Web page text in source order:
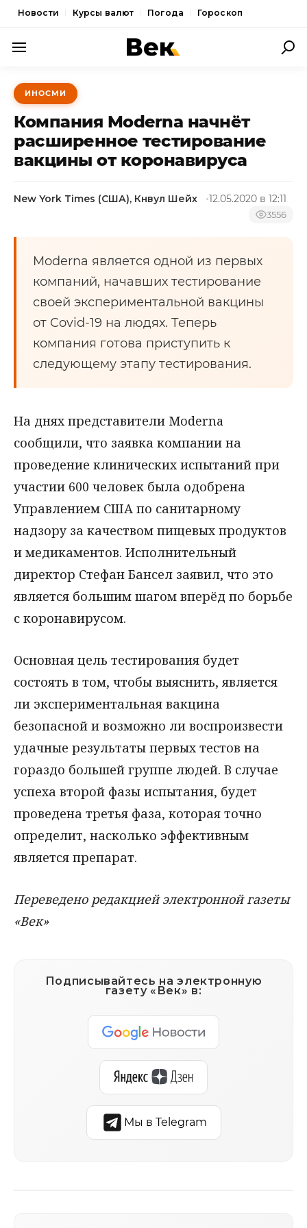
Новости Курсы валют Погода Гороскоп
ПОЛИТИКА
ЭКОНОМИКА
ОБЩЕСТВО
СПОРТ
ИНОСМИ
Компания Moderna начнёт
расширенное тестирование
вакцины от коронавируса
New York Times (США), Кнвул Шейх 12.05.2020 в 12:11
3556
Moderna является одной из первых
компаний, начавших тестирование
своей экспериментальной вакцины
от Covid-19 на людях. Теперь
компания готова приступить к
следующему этапу тестирования.
На днях представители Moderna
сообщили, что заявка компании на
проведение клинических испытаний при
участии 600 человек была одобрена
Управлением США по санитарному
надзору за качеством пищевых продуктов
и медикаментов. Исполнительный
директор Стефан Бансел заявил, что это
является большим шагом вперёд по борьбе
с коронавирусом.
Основная цель тестирования будет
состоять в том, чтобы выяснить, является
ли экспериментальная вакцина
безопасной и возможно ли воспроизвести
удачные результаты первых тестов на
гораздо большей группе людей. В случае
успеха второй фазы испытания, будет
проведена третья фаза, которая точно
определит, насколько эффективным
является препарат.
Переведено редакцией электронной газеты
«Век»
Подписывайтесь на электронную
газету «Век» в:
Мы в Telegram